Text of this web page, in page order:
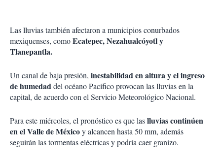
Las lluvias también afectaron a municipios conurbados
mexiquenses, comoEcatepec, Nezahualcóyotl y
Tlanepantla.
Un canal de baja presión, inestabilidad en altura y el ingreso
de humedaddel océano Pacífico provocan las lluvias en la
capital, de acuerdo con el Servicio Meteorológico Nacional.
Para este miércoles, el pronóstico es que laslluvias continúen
en el Valle de Méxicoy alcancen hasta 50 mm, además
seguirán las tormentas eléctricas y podría caer granizo.